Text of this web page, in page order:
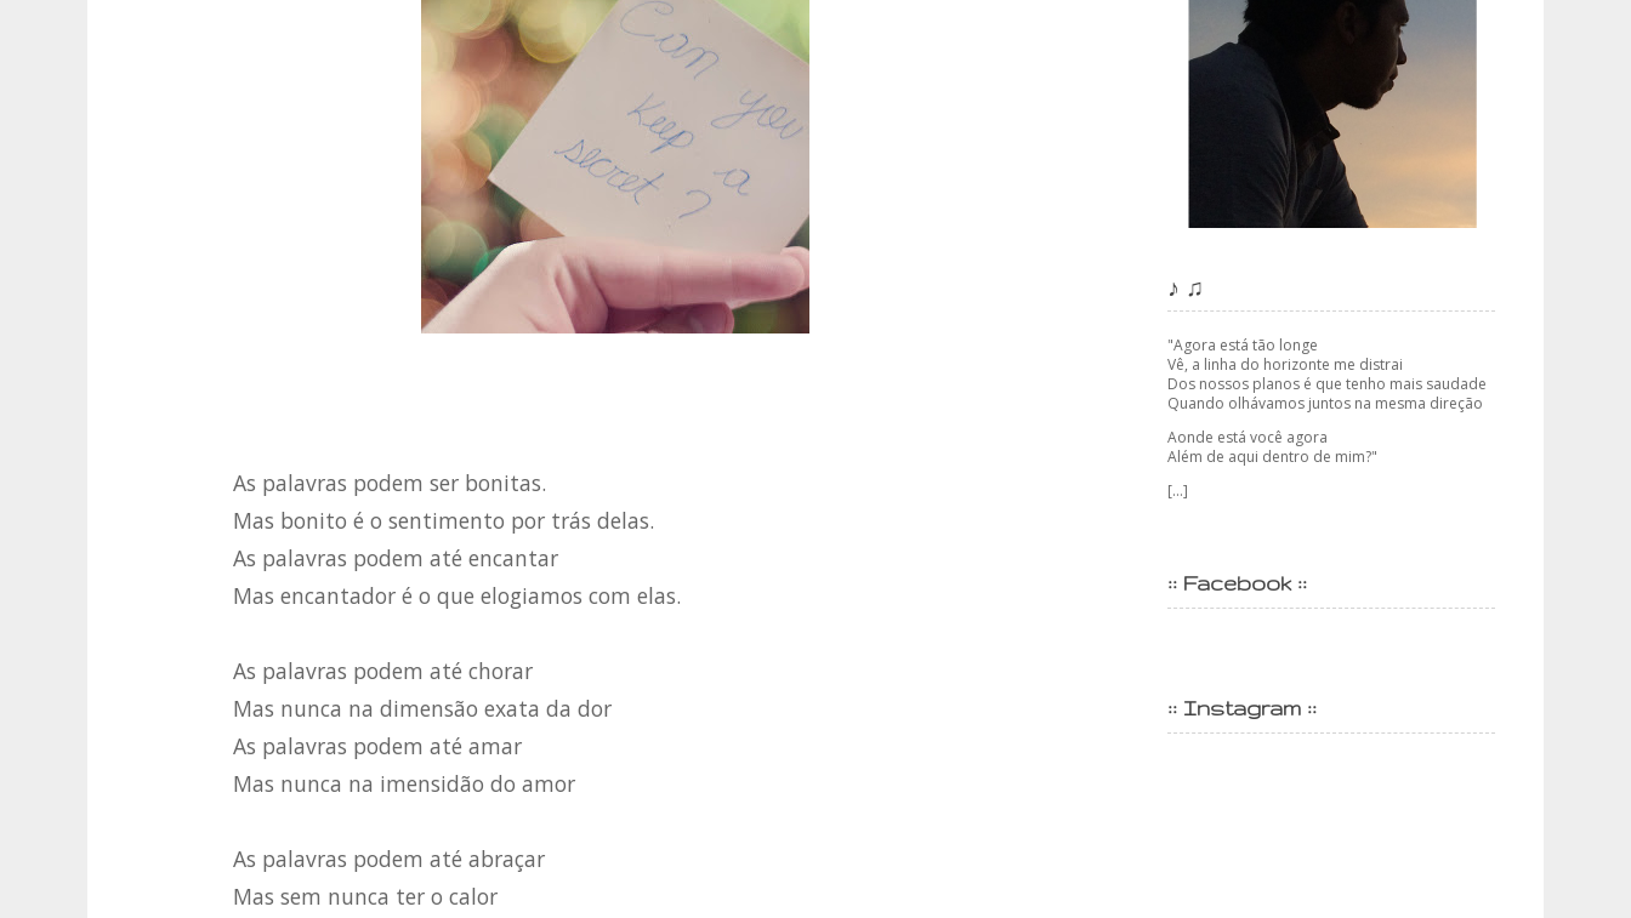
As palavras podem ser bonitas.
Mas bonito é o sentimento por trás delas.
As palavras podem até encantar
Mas encantador é o que elogiamos com elas.
As palavras podem até chorar
Mas nunca na dimensão exata da dor
As palavras podem até amar
Mas nunca na imensidão do amor
As palavras podem até abraçar
Mas sem nunca ter o calor
♪ ♫
"Agora está tão longe
Vê, a linha do horizonte me distrai
Dos nossos planos é que tenho mais saudade
Quando olhávamos juntos na mesma direção
Aonde está você agora
Além de aqui dentro de mim?"
[...]
:: Facebook ::
:: Instagram ::